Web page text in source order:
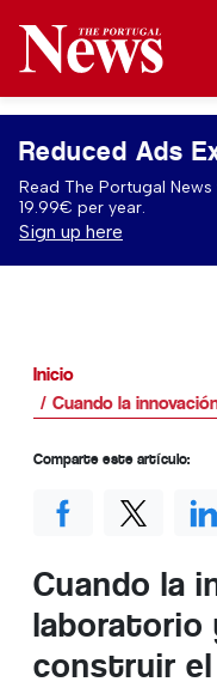
Reduced Ads
Read The Portugal
19.99€ per year.
Sign up here
Inicio
Cuando la
Cuando la
laboratorio
construir
Comparte este artículo: